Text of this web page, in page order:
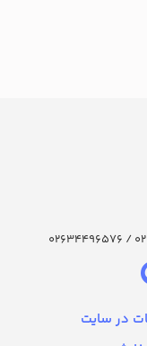
در سایت